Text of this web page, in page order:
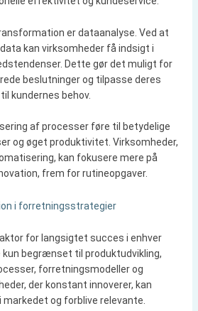
er dataanalyse. Ved at
kan virksomheder få indsigt i
Dette gør det muligt for
beslutninger og tilpasse deres
kundernes behov.
af processer føre til betydelige
og øget produktivitet. Virksomheder,
kan fokusere mere på
frem for rutineopgaver.
i forretningsstrategier
for langsigtet succes i enhver
kun begrænset til produktudvikling,
forretningsmodeller og
der konstant innoverer, kan
og forblive relevante.